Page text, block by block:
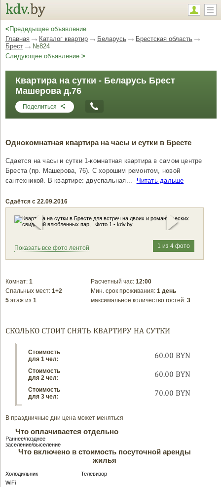
< Предедыщее объявление
Главная
Каталог квартир Беларусь
Брестская область
Брест
№824
Следующее объявление >
Квартира на сутки - Беларусь Брест
Машерова д.76
Поделиться
Однокомнатная квартира на часы и сутки в Бресте
Сдается на часы и сутки 1-комнатная квартира в самом центре
Бреста (пр. Машерова, 76). С хорошим ремонтом, новой
сантехникой. В квартире: двуспальная...
Читать дальше
Сдаётся с 22.09.2016
1 из 4 фото
Показать все фото лентой
Комнат: 1
Спальных мест: 1+2
5 этаж из 1
Расчетный час: 12:00
Мин. срок проживания: 1 день
максимальное количество гостей: 3
СКОЛЬКО СТОИТ СНЯТЬ КВАРТИРУ НА СУТКИ
Стоимость
для 1 чел:
60.00 BYN
Стоимость
для 2 чел:
60.00 BYN
Стоимость
для 3 чел:
70.00 BYN
В праздничные дни цена может меняться
Что оплачивается отдельно
Раннее/позднее
заселение/выселение
Что включено в стоимость посуточной аренды
жилья
Холодильник
Телевизор
WiFi